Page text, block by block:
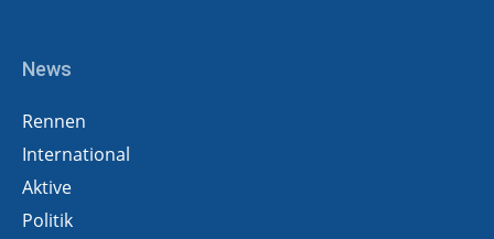
News
Rennen
International
Aktive
Politik